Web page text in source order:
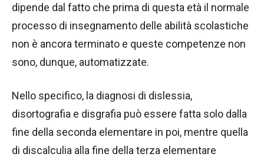
dipende dal fatto che prima di questa età il normale
processo di insegnamento delle abilità scolastiche
non è ancora terminato e queste competenze non
sono, dunque, automatizzate.
Nello specifico, la diagnosi di dislessia,
disortografia e disgrafia può essere fatta solo dalla
fine della seconda elementare in poi, mentre quella
di discalculia alla fine della terza elementare